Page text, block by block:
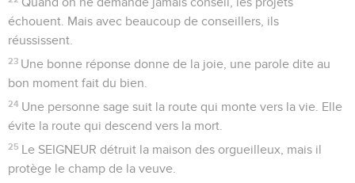
échouent. Mais avec beaucoup de conseillers, ils
réussissent.
23 Une bonne réponse donne de la joie, une parole dite au
bon moment fait du bien.
24 Une personne sage suit la route qui monte vers la vie. Elle
évite la route qui descend vers la mort.
25 Le SEIGNEUR détruit la maison des orgueilleux, mais il
protège le champ de la veuve.